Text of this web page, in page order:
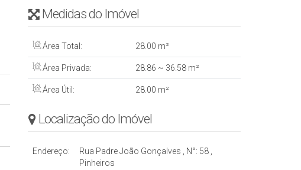
Medidas do Imóvel
Área Total: 28 .00 m²
Área Privada: 28 .86 ~ 36 .58 m²
Área Útil: 28 .00 m²
Localização do Imóvel
Endereço: Rua Padre João Gonçalves N°: 58
Pinheiros